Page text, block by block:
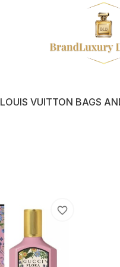
LOUIS VUITTON BAGS
favorite_border